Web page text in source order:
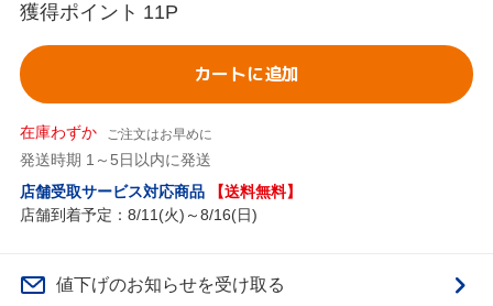
獲得ポイント 11P
カートに追加
在庫わずか ご注文はお早めに
発送時期 1～5日以内に発送
店舗受取サービス対応商品
【送料無料】
店舗到着予定：8/11(火)～8/16(日)
値下げのお知らせを受け取る